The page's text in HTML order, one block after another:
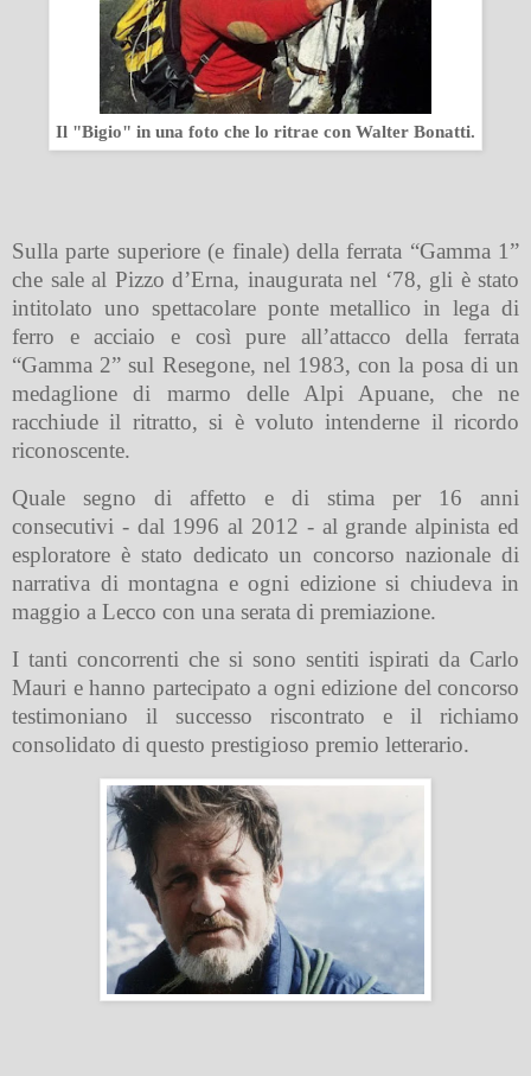
Il "Bigio" in una foto che lo ritrae con Walter Bonatti.
Sulla parte superiore (e finale) della ferrata “Gamma 1”
che sale al Pizzo d’Erna, inaugurata nel ‘78, gli è stato
intitolato uno spettacolare ponte metallico in lega di
ferro e acciaio e così pure all’attacco della ferrata
“Gamma 2” sul Resegone, nel 1983, con la posa di un
medaglione di marmo delle Alpi Apuane, che ne
racchiude il ritratto, si è voluto intenderne il ricordo
riconoscente.
Quale segno di affetto e di stima per 16 anni
consecutivi - dal 1996 al 2012 - al grande alpinista ed
esploratore è stato dedicato un concorso nazionale di
narrativa di montagna e ogni edizione si chiudeva in
maggio a Lecco con una serata di premiazione.
I tanti concorrenti che si sono sentiti ispirati da Carlo
Mauri e hanno partecipato a ogni edizione del concorso
testimoniano il successo riscontrato e il richiamo
consolidato di questo prestigioso premio letterario.